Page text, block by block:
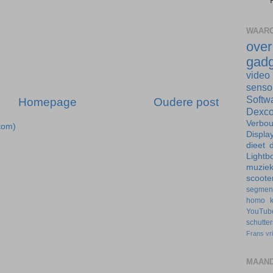
Oudere post
Homepage
video
dieet
muziek
homo
Frans